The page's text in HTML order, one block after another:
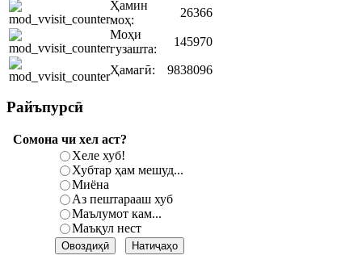
Ҳамин
моҳ:
26366
Моҳи
гузашта:
145970
Ҳамагӣ: 9838096
Райъпурсӣ
Сомона чи хел аст?
Хеле хуб!
Хубтар ҳам мешуд...
Миёна
Аз пештарааш хуб
Маълумот кам...
Маъқул нест